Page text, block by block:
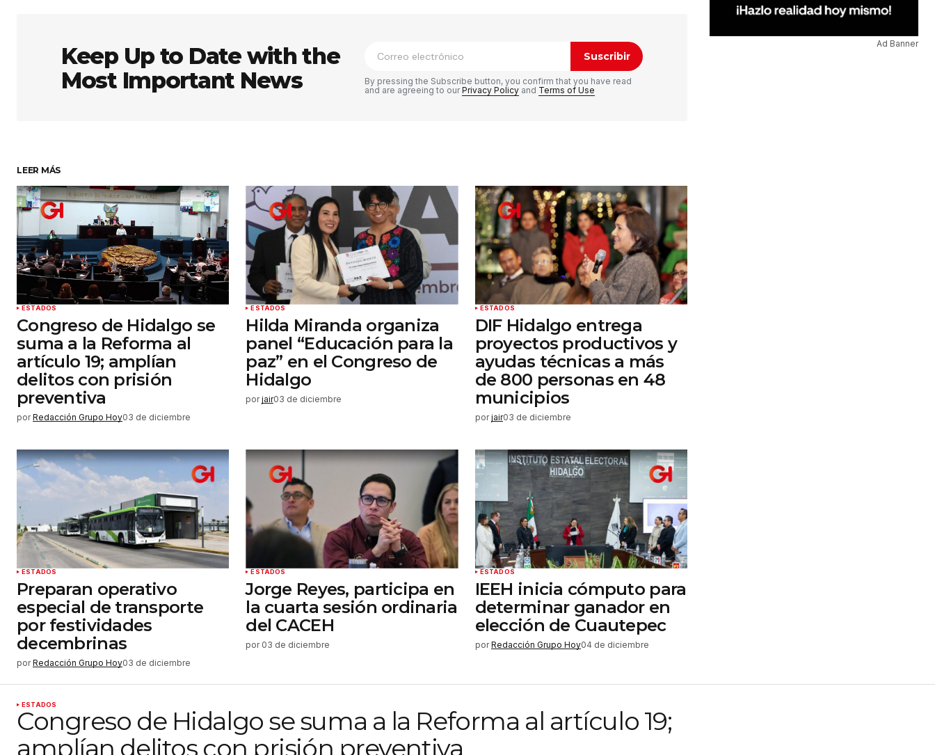
Comentario*
Guardar mi nombre, correo electrónico
y sitio web en este navegador para la
próxima vez que haga un comentario.
Enviar comentario
Keep Up to Date with the
Most Important News
Suscribir
By pressing the Subscribe button, you confirm that you have read
and are agreeing to ourPrivacy Policy and Terms of Use
LEER MÁS
ESTADOS
Congreso de Hidalgo se
suma a la Reforma al
artículo 19; amplían
delitos con prisión
preventiva
por Redacción Grupo Hoy03 de diciembre
ESTADOS
Hilda Miranda organiza
panel “Educación para la
paz” en el Congreso de
Hidalgo
por jair03 de diciembre
ESTADOS
DIF Hidalgo entrega
proyectos productivos y
ayudas técnicas a más
de 800 personas en 48
municipios
por jair03 de diciembre
ESTADOS
Preparan operativo
especial de transporte
por festividades
decembrinas
por Redacción Grupo Hoy03 de diciembre
ESTADOS
Jorge Reyes, participa en
la cuarta sesión ordinaria
del CACEH
por 03 de diciembre
ESTADOS
IEEH inicia cómputo para
determinar ganador en
elección de Cuautepec
por Redacción Grupo Hoy04 de diciembre
Ad Banner
ESTADOS
Congreso de Hidalgo se suma a la Reforma al artículo 19;
amplían delitos con prisión preventiva